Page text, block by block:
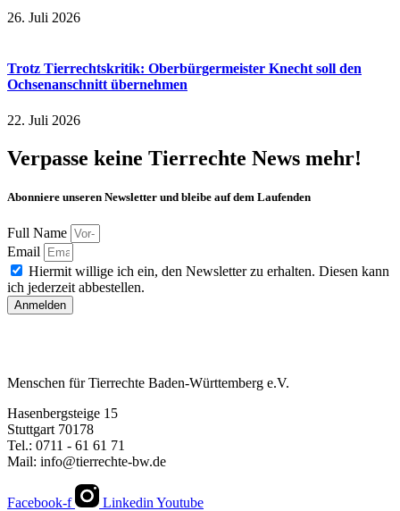
26. Juli 2026
Trotz Tierrechtskritik: Oberbürgermeister Knecht soll den
Ochsenanschnitt übernehmen
22. Juli 2026
Verpasse keine Tierrechte News mehr!
Abonniere unseren Newsletter und bleibe auf dem Laufenden
Full Name
Email
Hiermit willige ich ein, den Newsletter zu erhalten. Diesen kann
ich jederzeit abbestellen.
Anmelden
Menschen für Tierrechte Baden-Württemberg e.V.
Hasenbergsteige 15
Stuttgart 70178
Tel.: 0711 - 61 61 71
Mail: info@tierrechte-bw.de
Facebook-f Linkedin Youtube